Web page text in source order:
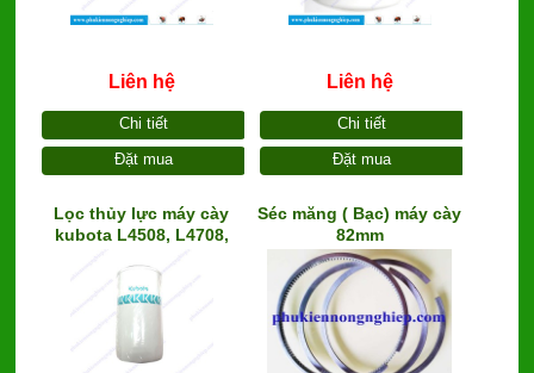
Liên hệ
Chi tiết
Đặt mua
Liên hệ
Chi tiết
Đặt mua
Lọc thủy lực máy cày
kubota L4508, L4708,
Séc măng ( Bạc) máy cày
82mm